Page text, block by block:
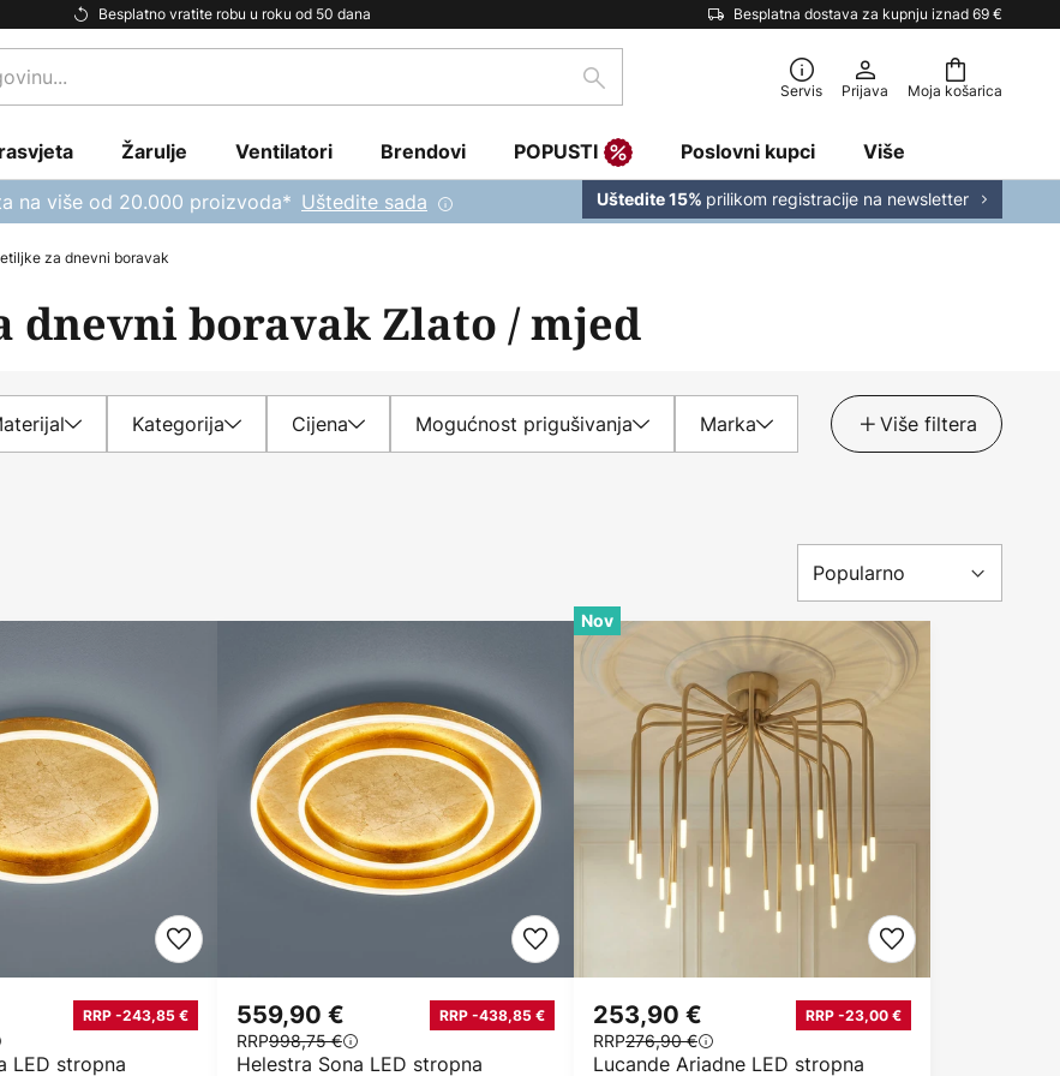
Besplatno vratite robu u roku od 50 dana Besplatna dostava za kupnju iznad 69 €
Moja košarica
traži Servis Prijava
Žarulje Ventilatori Brendovi POPUSTI Poslovni kupci Više
na više od 20.000 proizvoda* Uštedite sada Uštedite 15% prilikom registracije na newsletter
za dnevni boravak
dnevni boravak Zlato / mjed
Kategorija Cijena Mogućnost prigušivanja Marka Više filtera
LED stropna
RRP -243,85 €
Helestra Sona LED stropna
559,90 € RRP -438,85 €
RRP998,75 €
Nov
Lucande Ariadne LED stropna
253,90 € RRP -23,00 €
RRP276,90 €